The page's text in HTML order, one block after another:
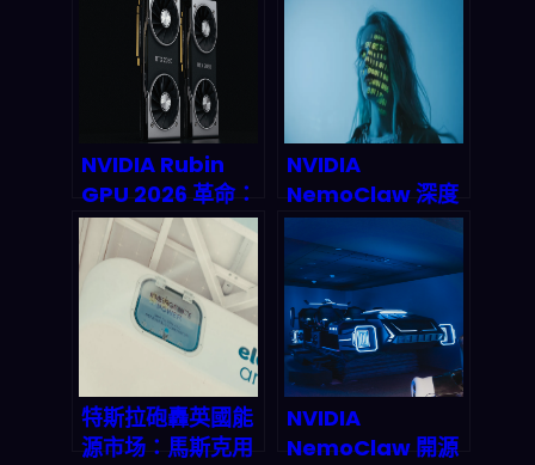
NVIDIA Rubin
GPU 2026 革命：
AI 智能代理本地化
時代來臨，n8n 開
發者如何零雲端成
本建構超高效代理
工作流？
NVIDIA
NemoClaw 深度
剖析：企業級 AI
Agent 安全框架
如何解決自動化系
統的隱形危機
特斯拉砲轟英國能
源市场：馬斯克用
NVIDIA
NemoClaw 開源